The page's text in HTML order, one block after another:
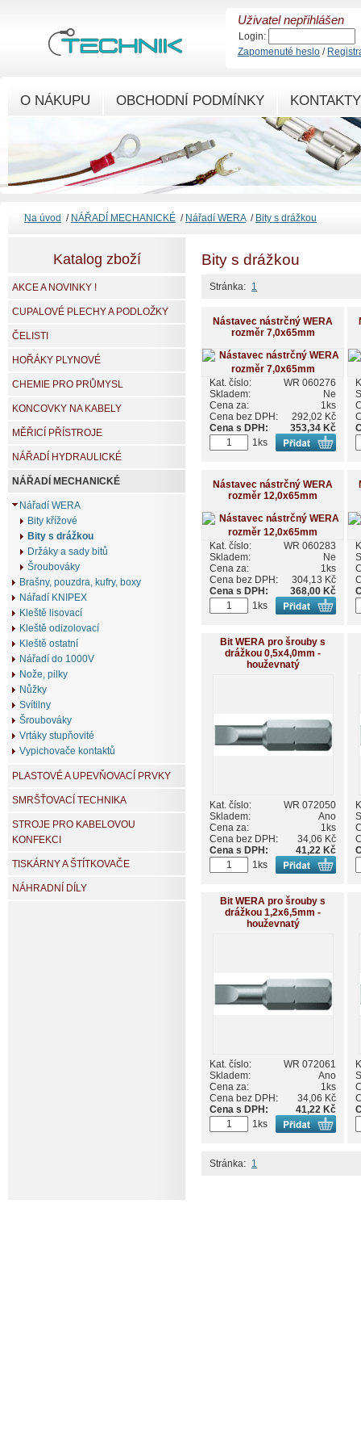
Bity s drážkou
Stránka: 1
Nástavec nástrčný WERA
rozměr 7,0x65mm
Kat. číslo:
WR 060276
Skladem:
Ne
Cena za:
1ks
Cena bez DPH:
292,02 Kč
Cena s DPH:
353,34 Kč
1ks
Nástavec nástrčný WERA
rozměr 12,0x65mm
Kat. číslo:
WR 060283
Skladem:
Ne
Cena za:
1ks
Cena bez DPH:
304,13 Kč
Cena s DPH:
368,00 Kč
1ks
Bit WERA pro šrouby s
drážkou 0,5x4,0mm -
houževnatý
Kat. číslo:
WR 072050
Skladem:
Ano
Cena za:
1ks
Cena bez DPH:
34,06 Kč
Cena s DPH:
41,22 Kč
1ks
Bit WERA pro šrouby s
drážkou 1,2x6,5mm -
houževnatý
Kat. číslo:
WR 072061
Skladem:
Ano
Cena za:
1ks
Cena bez DPH:
34,06 Kč
Cena s DPH:
41,22 Kč
1ks
Stránka: 1
Katalog zboží
AKCE A NOVINKY !
CUPALOVÉ PLECHY A PODLOŽKY
ČELISTI
HOŘÁKY PLYNOVÉ
CHEMIE PRO PRŮMYSL
KONCOVKY NA KABELY
MĚŘICÍ PŘÍSTROJE
NÁŘADÍ HYDRAULICKÉ
NÁŘADÍ MECHANICKÉ
Nářadí WERA
Bity křížové
Bity s drážkou
Držáky a sady bitů
Šroubováky
Brašny, pouzdra, kufry, boxy
Nářadí KNIPEX
Kleště lisovací
Kleště odizolovací
Kleště ostatní
Nářadí do 1000V
Nože, pilky
Nůžky
Svítilny
Šroubováky
Vrtáky stupňovité
Vypichovače kontaktů
PLASTOVÉ A UPEVŇOVACÍ PRVKY
SMRŠŤOVACÍ TECHNIKA
STROJE PRO KABELOVOU
KONFEKCI
TISKÁRNY A ŠTÍTKOVAČE
NÁHRADNÍ DÍLY
Na úvod / NÁŘADÍ MECHANICKÉ / Nářadí WERA/ Bity s drážkou
O NÁKUPU OBCHODNÍ PODMÍNKY KONTAKTY
Uživatel nepřihlášen
Login:
Zapomenuté heslo /